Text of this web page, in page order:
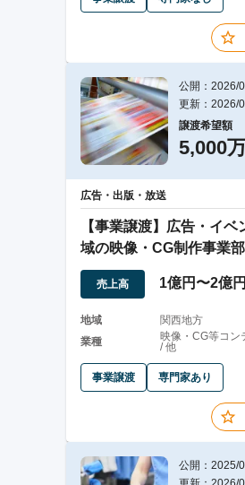
公開：2026/
更新：2026/
譲渡希望額
5,000
広告・出版・放送
【事業譲渡】広告・イベ
域の映像・CG制作事業
売上高 1億円〜2億円
地域
関西地方
業種
映像・CG等コン
/ 他
事業譲渡 専門家あり
公開：2025/